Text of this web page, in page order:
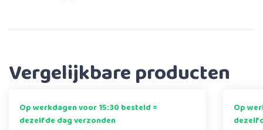
Vergelijkbare producten
Op werkdagen voor 15:30 besteld =
dezelfde dag verzonden
Op